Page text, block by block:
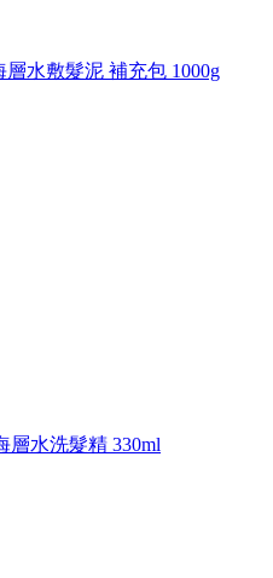
層水敷髮泥 補充包 1000g
層水洗髮精 330ml